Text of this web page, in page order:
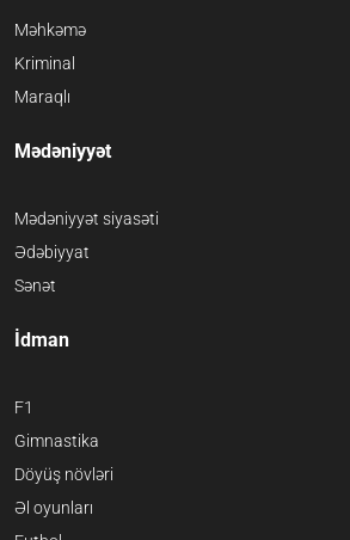
Məhkəmə
Kriminal
Maraqlı
Mədəniyyət
Mədəniyyət siyasəti
Ədəbiyyat
Sənət
İdman
F1
Gimnastika
Döyüş növləri
Əl oyunları